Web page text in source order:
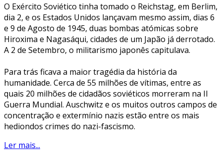
O Exército Soviético tinha tomado o Reichstag, em Berlim,
dia 2, e os Estados Unidos lançavam mesmo assim, dias 6
e 9 de Agosto de 1945, duas bombas atómicas sobre
Hiroxima e Nagasáqui, cidades de um Japão já derrotado.
A 2 de Setembro, o militarismo japonês capitulava.
Para trás ficava a maior tragédia da história da
humanidade. Cerca de 55 milhões de vítimas, entre as
quais 20 milhões de cidadãos soviéticos morreram na II
Guerra Mundial. Auschwitz e os muitos outros campos de
concentração e extermínio nazis estão entre os mais
hediondos crimes do nazi-fascismo.
Ler mais...